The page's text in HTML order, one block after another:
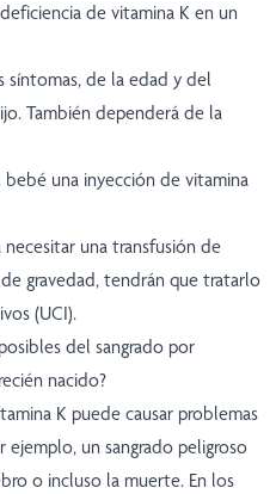
de vitamina K en un
de la edad y del
También dependerá de la
bebé una inyección de vitamina
una transfusión de
gravedad, tendrán que tratarlo
(UCI).
del sangrado por
nacido?
K puede causar problemas
ejemplo, un sangrado peligroso
o incluso la muerte. En los